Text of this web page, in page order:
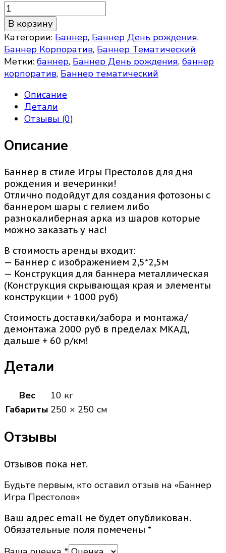
Количество
товара
Баннер
Игра
Престолов
В корзину
Категории: Баннер, Баннер День рождения,
Баннер Корпоратив, Баннер Тематический
Метки: баннер, Баннер День рождения, баннер
корпоратив, Баннер тематический
Описание
Детали
Отзывы (0)
Описание
Баннер в стиле Игры Престолов для дня
рождения и вечеринки!
Отлично подойдут для создания фотозоны с
баннером шары с гелием либо
разнокалиберная арка из шаров которые
можно заказать у нас!
В стоимость аренды входит:
— Баннер с изображением 2,5*2,5м
— Конструкция для баннера металлическая
(Конструкция скрывающая края и элементы
конструкции + 1000 руб)
Стоимость доставки/забора и монтажа/
демонтажа 2000 руб в пределах МКАД,
дальше + 60 р/км!
Детали
Вес
10 кг
Габариты 250 × 250 см
Отзывы
Отзывов пока нет.
Будьте первым, кто оставил отзыв на «Баннер
Игра Престолов»
Ваш адрес email не будет опубликован.
Обязательные поля помечены *